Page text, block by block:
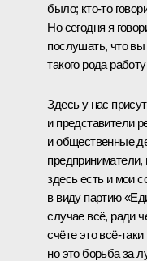
было; кто‑то
Но сегодня я
послушать, что вы
такого рода
Здесь у нас
и представители
и общественные
предприниматели,
здесь есть и мои
в виду партию
случае всё, ради
счёте это
но это борьба за